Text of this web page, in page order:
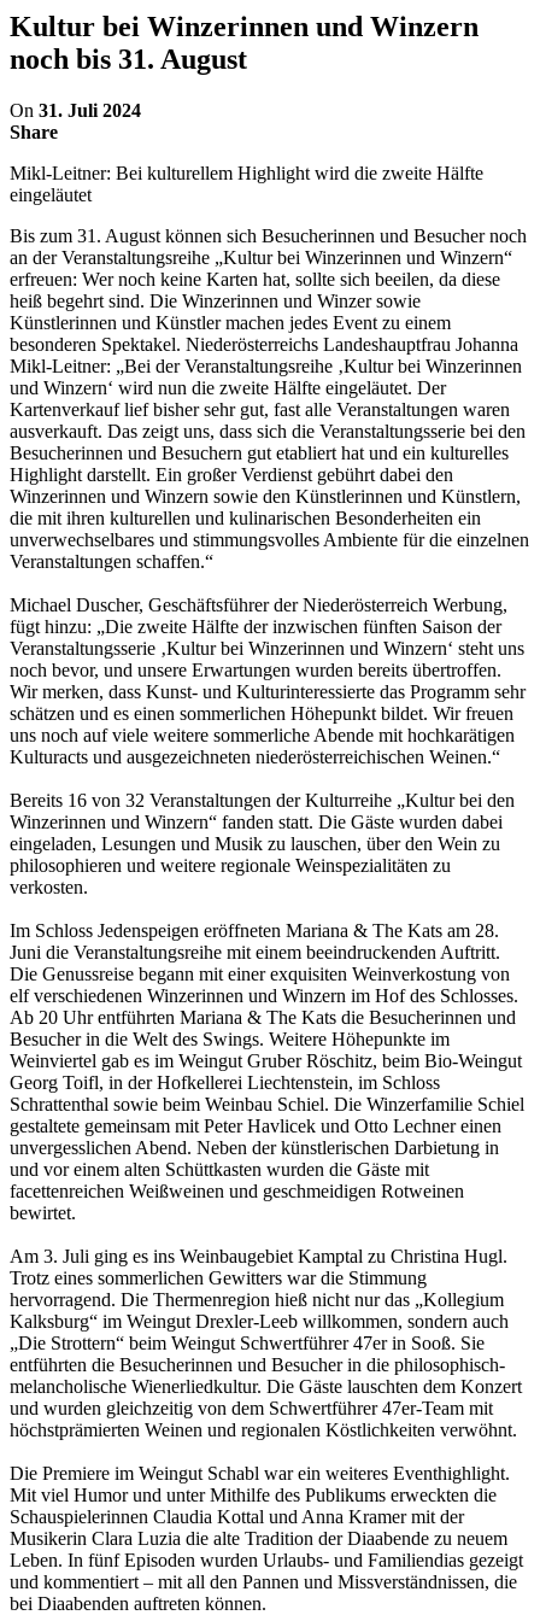
Kultur bei Winzerinnen und Winzern
noch bis 31. August
On 31. Juli 2024
Share
Mikl-Leitner: Bei kulturellem Highlight wird die zweite Hälfte
eingeläutet
Bis zum 31. August können sich Besucherinnen und Besucher noch
an der Veranstaltungsreihe „Kultur bei Winzerinnen und Winzern“
erfreuen: Wer noch keine Karten hat, sollte sich beeilen, da diese
heiß begehrt sind. Die Winzerinnen und Winzer sowie
Künstlerinnen und Künstler machen jedes Event zu einem
besonderen Spektakel. Niederösterreichs Landeshauptfrau Johanna
Mikl-Leitner: „Bei der Veranstaltungsreihe ‚Kultur bei Winzerinnen
und Winzern‘ wird nun die zweite Hälfte eingeläutet. Der
Kartenverkauf lief bisher sehr gut, fast alle Veranstaltungen waren
ausverkauft. Das zeigt uns, dass sich die Veranstaltungsserie bei den
Besucherinnen und Besuchern gut etabliert hat und ein kulturelles
Highlight darstellt. Ein großer Verdienst gebührt dabei den
Winzerinnen und Winzern sowie den Künstlerinnen und Künstlern,
die mit ihren kulturellen und kulinarischen Besonderheiten ein
unverwechselbares und stimmungsvolles Ambiente für die einzelnen
Veranstaltungen schaffen.“
Michael Duscher, Geschäftsführer der Niederösterreich Werbung,
fügt hinzu: „Die zweite Hälfte der inzwischen fünften Saison der
Veranstaltungsserie ‚Kultur bei Winzerinnen und Winzern‘ steht uns
noch bevor, und unsere Erwartungen wurden bereits übertroffen.
Wir merken, dass Kunst- und Kulturinteressierte das Programm sehr
schätzen und es einen sommerlichen Höhepunkt bildet. Wir freuen
uns noch auf viele weitere sommerliche Abende mit hochkarätigen
Kulturacts und ausgezeichneten niederösterreichischen Weinen.“
Bereits 16 von 32 Veranstaltungen der Kulturreihe „Kultur bei den
Winzerinnen und Winzern“ fanden statt. Die Gäste wurden dabei
eingeladen, Lesungen und Musik zu lauschen, über den Wein zu
philosophieren und weitere regionale Weinspezialitäten zu
verkosten.
Im Schloss Jedenspeigen eröffneten Mariana & The Kats am 28.
Juni die Veranstaltungsreihe mit einem beeindruckenden Auftritt.
Die Genussreise begann mit einer exquisiten Weinverkostung von
elf verschiedenen Winzerinnen und Winzern im Hof des Schlosses.
Ab 20 Uhr entführten Mariana & The Kats die Besucherinnen und
Besucher in die Welt des Swings. Weitere Höhepunkte im
Weinviertel gab es im Weingut Gruber Röschitz, beim Bio-Weingut
Georg Toifl, in der Hofkellerei Liechtenstein, im Schloss
Schrattenthal sowie beim Weinbau Schiel. Die Winzerfamilie Schiel
gestaltete gemeinsam mit Peter Havlicek und Otto Lechner einen
unvergesslichen Abend. Neben der künstlerischen Darbietung in
und vor einem alten Schüttkasten wurden die Gäste mit
facettenreichen Weißweinen und geschmeidigen Rotweinen
bewirtet.
Am 3. Juli ging es ins Weinbaugebiet Kamptal zu Christina Hugl.
Trotz eines sommerlichen Gewitters war die Stimmung
hervorragend. Die Thermenregion hieß nicht nur das „Kollegium
Kalksburg“ im Weingut Drexler-Leeb willkommen, sondern auch
„Die Strottern“ beim Weingut Schwertführer 47er in Sooß. Sie
entführten die Besucherinnen und Besucher in die philosophisch-
melancholische Wienerliedkultur. Die Gäste lauschten dem Konzert
und wurden gleichzeitig von dem Schwertführer 47er-Team mit
höchstprämierten Weinen und regionalen Köstlichkeiten verwöhnt.
Die Premiere im Weingut Schabl war ein weiteres Eventhighlight.
Mit viel Humor und unter Mithilfe des Publikums erweckten die
Schauspielerinnen Claudia Kottal und Anna Kramer mit der
Musikerin Clara Luzia die alte Tradition der Diaabende zu neuem
Leben. In fünf Episoden wurden Urlaubs- und Familiendias gezeigt
und kommentiert – mit all den Pannen und Missverständnissen, die
bei Diaabenden auftreten können.